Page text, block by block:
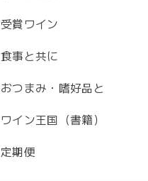
受賞ワイン
食事と共に
おつまみ・嗜好品と
ワイン王国（書籍）
定期便